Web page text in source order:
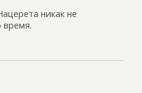
никак не
время.